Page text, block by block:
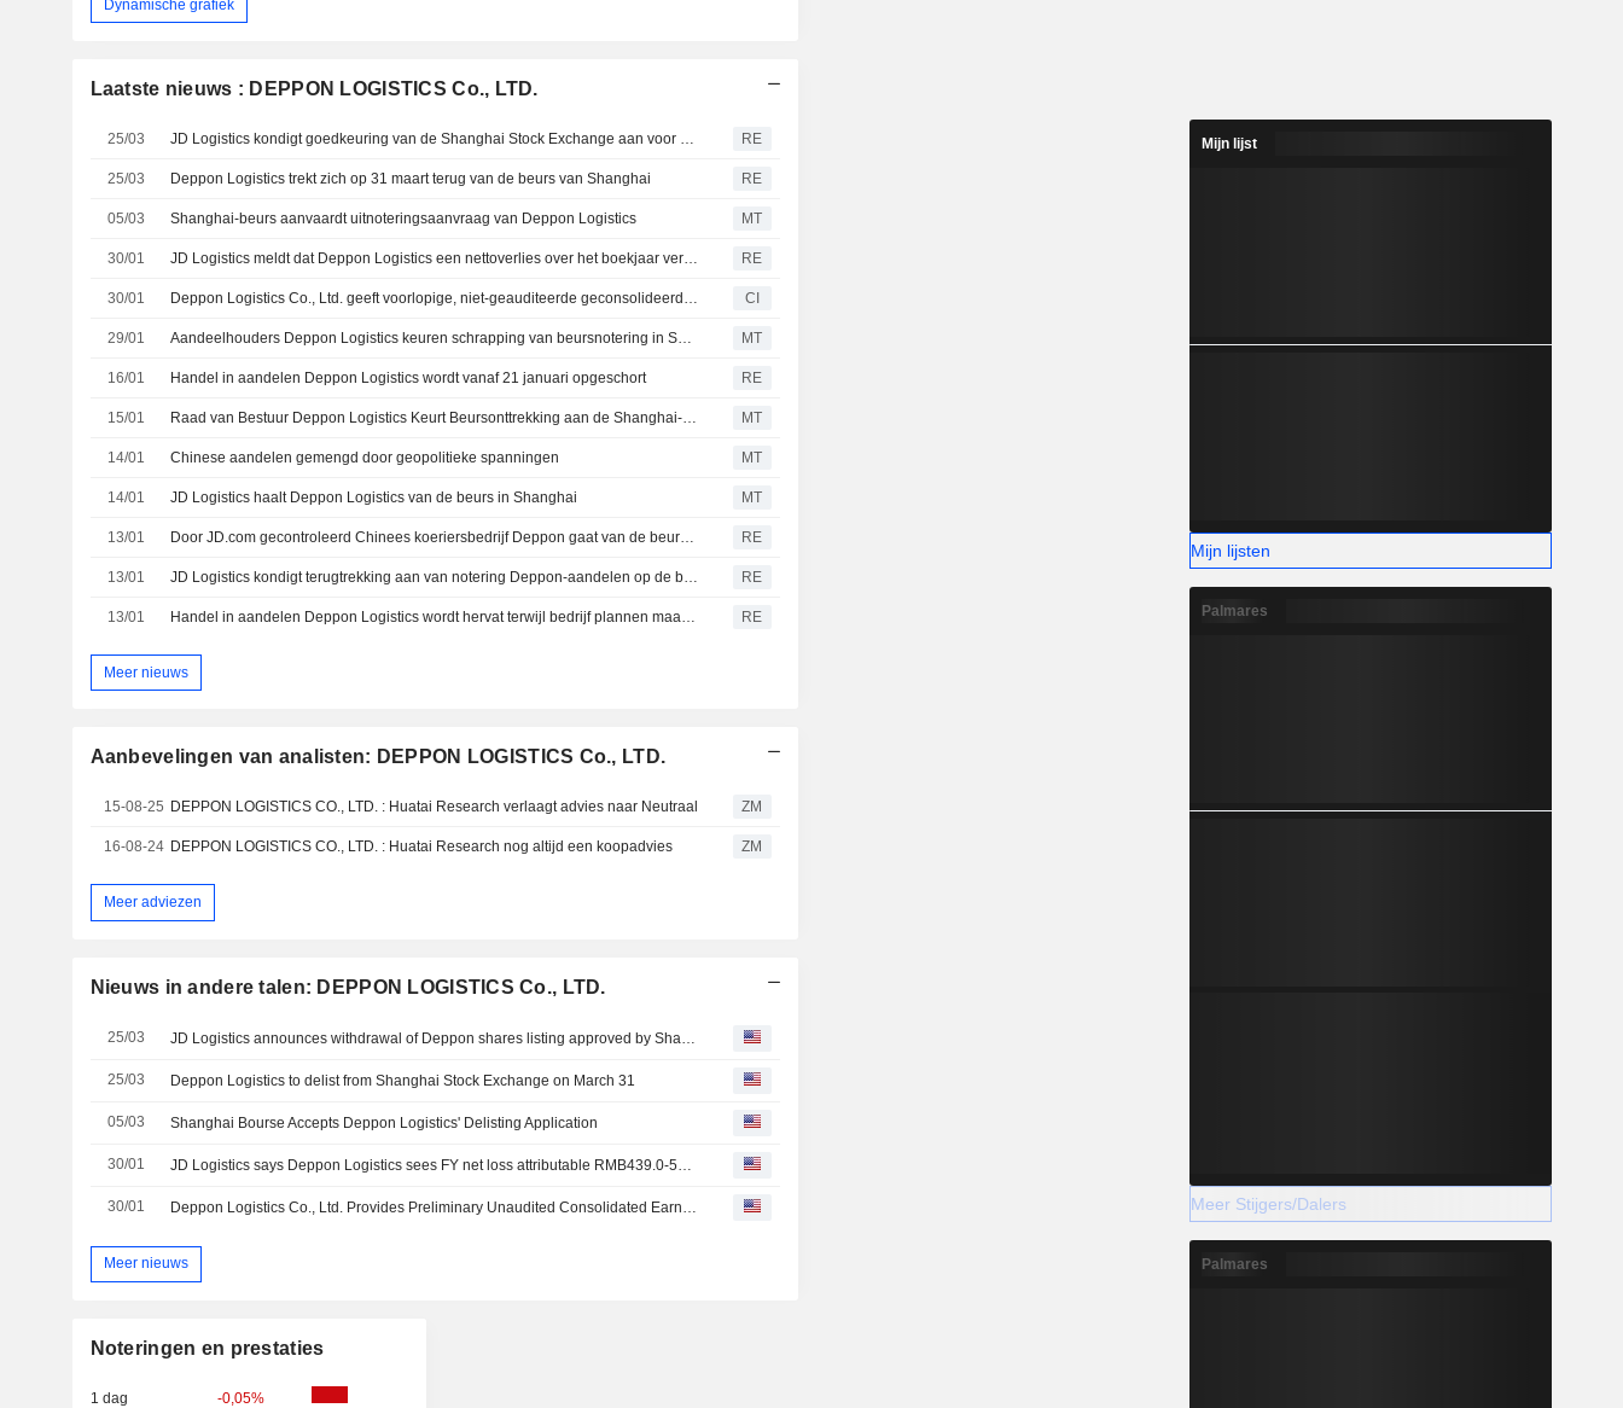
Dynamische grafiek
Laatste nieuws : DEPPON LOGISTICS Co., LTD.
25/03 JD Logistics kondigt goedkeuring van de Shanghai Stock Exchange aan voor beursexit Deppon RE
25/03 Deppon Logistics trekt zich op 31 maart terug van de beurs van Shanghai RE
05/03 Shanghai-beurs aanvaardt uitnoteringsaanvraag van Deppon Logistics MT
30/01 JD Logistics meldt dat Deppon Logistics een nettoverlies over het boekjaar verwacht van RMB439,0-539,0 miljoen RE
30/01 Deppon Logistics Co., Ltd. geeft voorlopige, niet-geauditeerde geconsolideerde winstverwachting voor het jaar eindigend op 31 december 2025 CI
29/01 Aandeelhouders Deppon Logistics keuren schrapping van beursnotering in Shanghai goed MT
16/01 Handel in aandelen Deppon Logistics wordt vanaf 21 januari opgeschort RE
15/01 Raad van Bestuur Deppon Logistics Keurt Beursonttrekking aan de Shanghai-beurs Goed; Aandelen Stijgen met 10% MT
14/01 Chinese aandelen gemengd door geopolitieke spanningen MT
14/01 JD Logistics haalt Deppon Logistics van de beurs in Shanghai MT
13/01 Door JD.com gecontroleerd Chinees koeriersbedrijf Deppon gaat van de beurs in Shanghai RE
13/01 JD Logistics kondigt terugtrekking aan van notering Deppon-aandelen op de beurs van Shanghai RE
13/01 Handel in aandelen Deppon Logistics wordt hervat terwijl bedrijf plannen maakt voor beursverlating RE
Meer nieuws
Aanbevelingen van analisten: DEPPON LOGISTICS Co., LTD.
15-08-25 DEPPON LOGISTICS CO., LTD. : Huatai Research verlaagt advies naar Neutraal ZM
16-08-24 DEPPON LOGISTICS CO., LTD. : Huatai Research nog altijd een koopadvies ZM
Meer adviezen
Nieuws in andere talen: DEPPON LOGISTICS Co., LTD.
25/03
25/03 Deppon Logistics to delist from Shanghai Stock Exchange on March 31
05/03 Shanghai Bourse Accepts Deppon Logistics' Delisting Application
30/01
30/01
Meer nieuws
Noteringen en prestaties
1 dag -0,05%
Mijn lijst
Mijn lijsten
Palmares
Meer Stijgers/Dalers
Palmares